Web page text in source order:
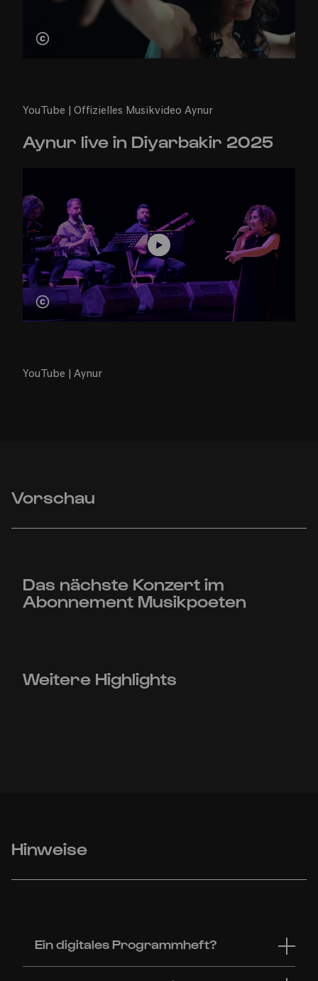
YouTube | Offizielles Musikvideo Aynur
Aynur live in Diyarbakir 2025
YouTube | Aynur
Vorschau
Das nächste Konzert im
Abonnement Musikpoeten
Weitere Highlights
Hinweise
Ein digitales Programmheft?